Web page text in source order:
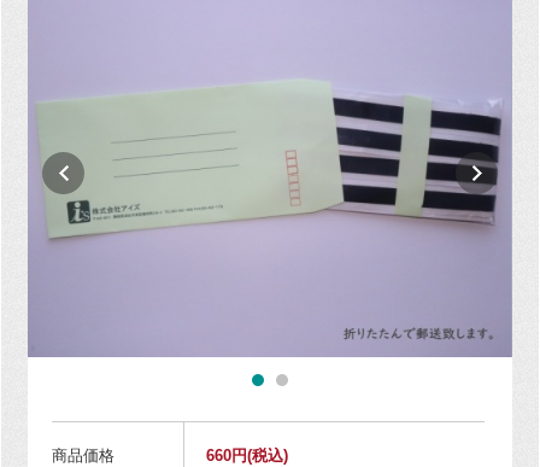
商品価格 660円(税込)